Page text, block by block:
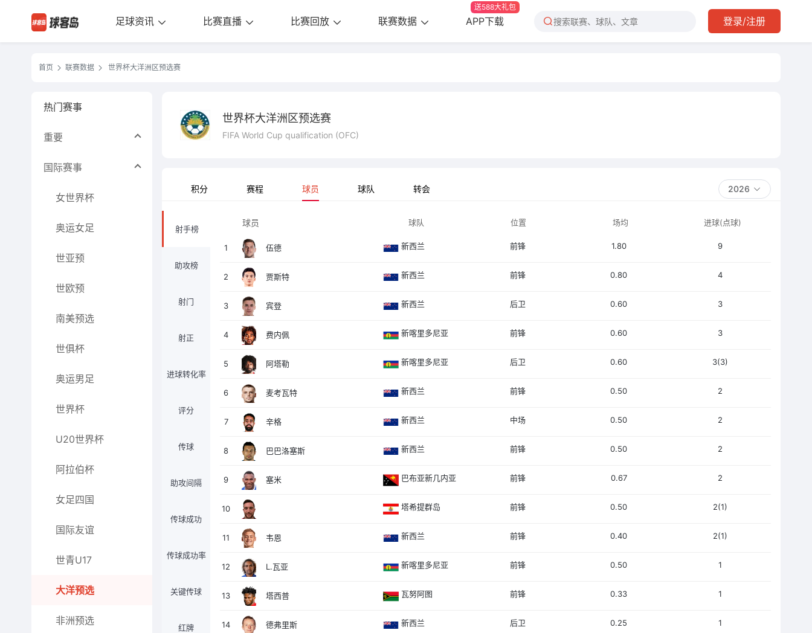
足球资讯 比赛直播 比赛回放 联赛数据 APP下载
送588大礼包
登录/注册
首页 联赛数据 世界杯大洋洲区预选赛
热门赛事
重要
国际赛事
女世界杯
奥运女足
世亚预
世欧预
南美预选
世俱杯
奥运男足
世界杯
U20世界杯
阿拉伯杯
女足四国
国际友谊
世青U17
大洋预选
非洲预选
世界杯大洋洲区预选赛
FIFA World Cup qualification (OFC)
积分 赛程 球员 球队 转会 2026
射手榜
助攻榜
射门
射正
进球转化率
评分
传球
助攻间隔
传球成功
传球成功率
关键传球
红牌
球员 球队 位置 场均 进球(点球)
1 伍德 新西兰 前锋 1.80 9
2 贾斯特 新西兰 前锋 0.80 4
3 宾登 新西兰 后卫 0.60 3
4 费内佩 新喀里多尼亚 前锋 0.60 3
5 阿塔勒 新喀里多尼亚 后卫 0.60 3(3)
6 麦考瓦特 新西兰 前锋 0.50 2
7 辛格 新西兰 中场 0.50 2
8 巴巴洛塞斯 新西兰 前锋 0.50 2
9 塞米 巴布亚新几内亚 前锋 0.67 2
10 塔希提群岛 前锋 0.50 2(1)
11 韦恩 新西兰 前锋 0.40 2(1)
12 L.瓦亚 新喀里多尼亚 前锋 0.50 1
13 塔西普 瓦努阿图 前锋 0.33 1
14 德弗里斯 新西兰 后卫 0.25 1